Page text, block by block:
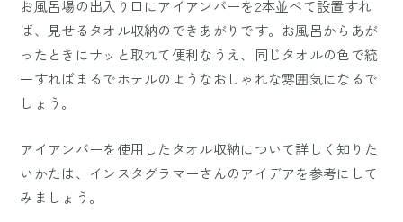
お風呂場の出入り口にアイアンバーを2本並べて設置すれ
ば、見せるタオル収納のできあがりです。お風呂からあが
ったときにサッと取れて便利なうえ、同じタオルの色で統
一すればまるでホテルのようなおしゃれな雰囲気になるで
しょう。
アイアンバーを使用したタオル収納について詳しく知りた
いかたは、インスタグラマーさんのアイデアを参考にして
みましょう。